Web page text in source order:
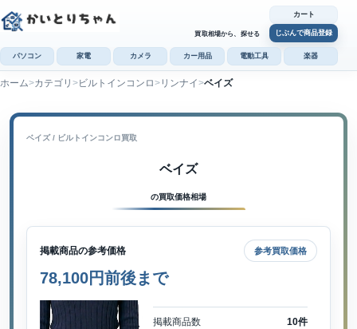
買取相場から、探せる
カート
じぶんで商品登録
パソコン 家電 カメラ カー用品 電動工具 楽器
ホーム カテゴリ ビルトインコンロ リンナイ ベイズ
ベイズ / ビルトインコンロ買取
ベイズ
の買取価格相場
掲載商品の参考価格 参考買取価格
78,100円前後まで
掲載商品数 10件